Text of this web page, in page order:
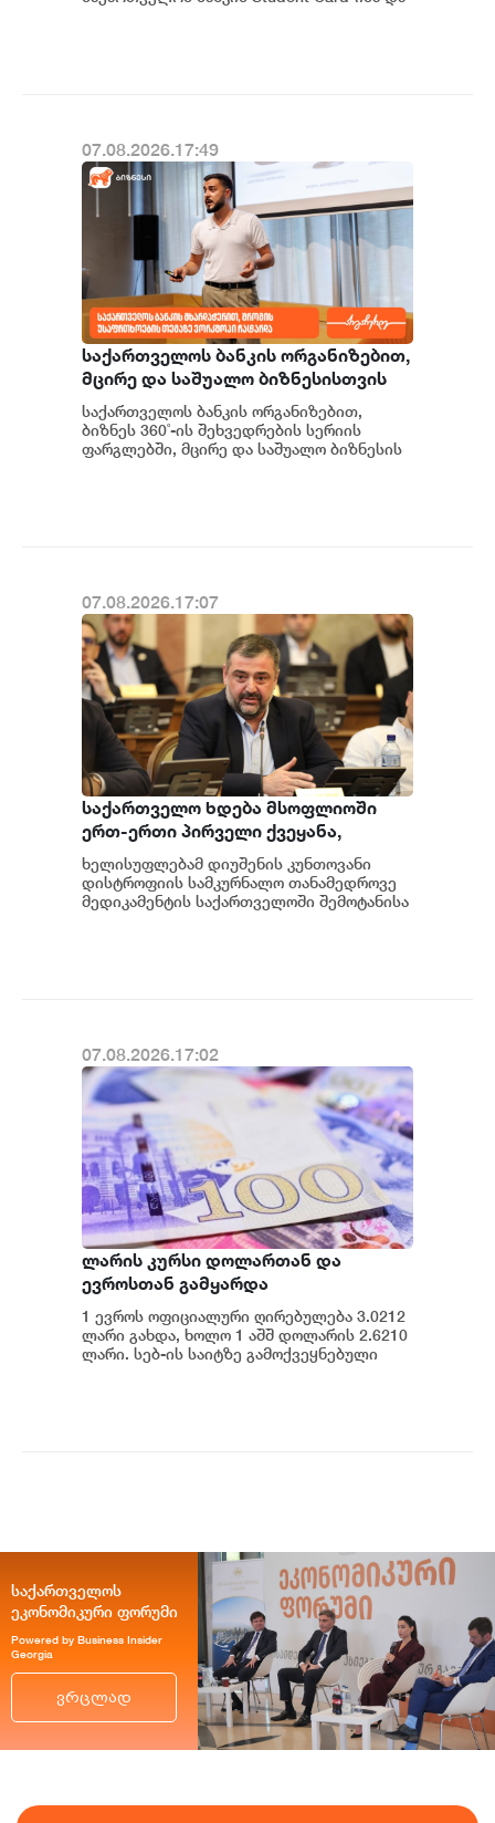
07.08.2026.17:49
საქართველოს ბანკის ორგანიზებით,
მცირე და საშუალო ბიზნესისთვის
შრომის უსაფრთხოების ვორკშოპი
გაიმართა
საქართველოს ბანკის ორგანიზებით,
ბიზნეს 360˚-ის შეხვედრების სერიის
ფარგლებში, მცირე და საშუალო ბიზნესის
07.08.2026.17:07
საქართველო ხდება მსოფლიოში
ერთ-ერთი პირველი ქვეყანა,
რომელიც მედიკამენტ ჯივინოსტატს
შეიძენს და სახელმწიფო
პროგრამაში დანერგავს - ბექა
ხელისუფლებამ დიუშენის კუნთოვანი
დისტროფიის სამკურნალო თანამედროვე
მედიკამენტის საქართველოში შემოტანისა
07.08.2026.17:02
ლარის კურსი დოლართან და
ევროსთან გამყარდა
1 ევროს ოფიციალური ღირებულება 3.0212
ლარი გახდა, ხოლო 1 აშშ დოლარის 2.6210
ლარი. სებ-ის საიტზე გამოქვეყნებული
საქართველოს
ეკონომიკური ფორუმი
Powered by Business Insider
Georgia
ვრცლად